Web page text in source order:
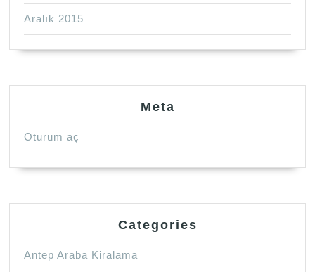
Aralık 2015
Meta
Oturum aç
Categories
Antep Araba Kiralama